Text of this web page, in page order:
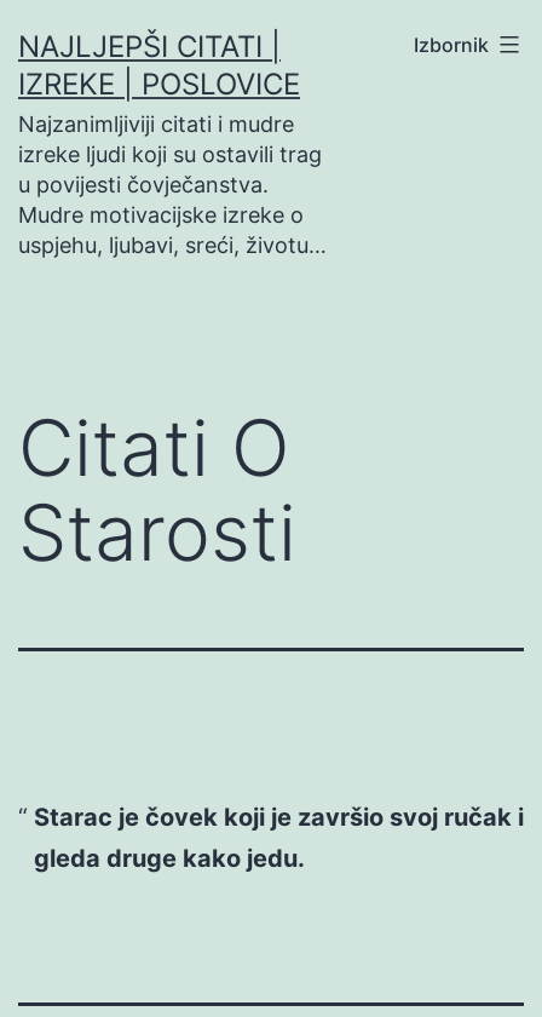
na
sadržaj
NAJLJEPŠI CITATI |
IZREKE | POSLOVICE
Najzanimljiviji citati i mudre
izreke ljudi koji su ostavili trag
u povijesti čovječanstva.
Mudre motivacijske izreke o
uspjehu, ljubavi, sreći, životu…
Izbornik
Citati O
Starosti
Starac je čovek koji je završio svoj ručak i
gleda druge kako jedu.